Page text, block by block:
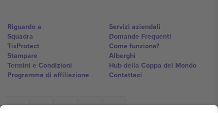
Riguardo a
Squadra
TixProtect
Stampare
Termini e Condizioni
Programma di affiliazione
Servizi aziendali
Domande Frequenti
Come funziona?
Alberghi
Hub della Coppa del Mondo
Contattaci